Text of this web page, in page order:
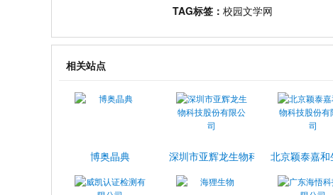
TAG标签： 校园文学网
相关站点
博奥晶典 深圳市亚辉龙生物科技股份有限公司
北京颖泰嘉